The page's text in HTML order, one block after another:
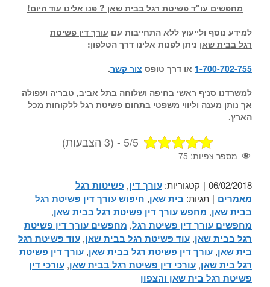
מחפשים עו"ד פשיטת רגל בבית שאן ? פנו אלינו עוד היום!
למידע נוסף ולייעוץ ללא התחייבות עם עורך דין פשיטת
רגל בבית שאן ניתן לפנות אלינו דרך הטלפון:
1-700-702-755 או דרך טופס צור קשר.
למשרדנו סניף ראשי בחיפה ושלוחה בתל אביב, טבריה ועפולה
אך נותן מענה וליווי משפטי בתחום פשיטת רגל ללקוחות מכל
הארץ.
5/5 - (3 הצבעות)
מספר צפיות: 75
06/02/2018
| קטגוריות: עורך דין, פשיטות רגל
מאמרים | תגיות: בית שאן, חיפוש עורך דין פשיטת רגל
בבית שאן, מחפש עורך דין פשיטת רגל בבית שאן,
מחפשים עורך דין פשיטת רגל, מחפשים עורך דין פשיטת
רגל בבית שאן, עוד פשיטת רגל בבית שאן, עוד פשיטת רגל
בית שאן, עורך דין פשיטת רגל בבית שאן, עורך דין פשיטת
רגל בית שאן, עורכי דין פשיטת רגל בבית שאן, עורכי דין
פשיטת רגל בית שאן והצפון